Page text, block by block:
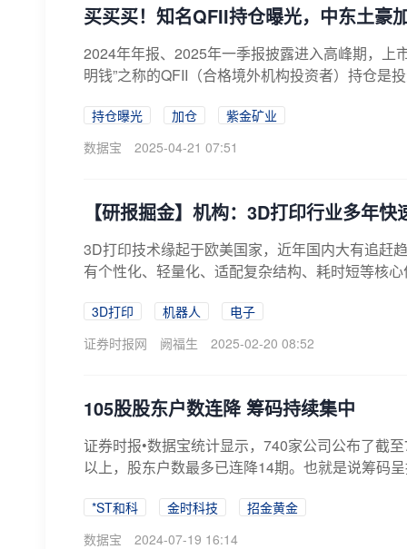
买买买！知名QFII持仓曝光，中东土豪
2024年年报、2025年一季报披露进入高峰期，上
明钱”之称的QFII（合格境外机构投资者）持仓是
持仓曝光 加仓
紫金矿业
数据宝
2025-04-21 07:51
【研报掘金】机构：3D打印行业多年
3D打印技术缘起于欧美国家，近年国内大有追赶
有个性化、轻量化、适配复杂结构、耗时短等核
3D打印 机器人
电子
证券时报网
阙福生 2025-02-20 08:52
105股股东户数连降 筹码持续集中
证券时报•数据宝统计显示，740家公司公布了截
以上，股东户数最多已连降14期。也就是说筹码
*ST和科 金时科技
招金黄金
数据宝
2024-07-19 16:14